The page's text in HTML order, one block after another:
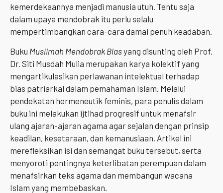
kemerdekaannya menjadi manusia utuh. Tentu saja
dalam upaya mendobrak itu perlu selalu
mempertimbangkan cara-cara damai penuh keadaban.
Buku Muslimah Mendobrak Biasyang disunting oleh Prof.
Dr. Siti Musdah Mulia merupakan karya kolektif yang
mengartikulasikan perlawanan intelektual terhadap
bias patriarkal dalam pemahaman Islam. Melalui
pendekatan hermeneutik feminis, para penulis dalam
buku ini melakukan ijtihad progresif untuk menafsir
ulang ajaran-ajaran agama agar sejalan dengan prinsip
keadilan, kesetaraan, dan kemanusiaan. Artikel ini
merefleksikan isi dan semangat buku tersebut, serta
menyoroti pentingnya keterlibatan perempuan dalam
menafsirkan teks agama dan membangun wacana
Islam yang membebaskan.